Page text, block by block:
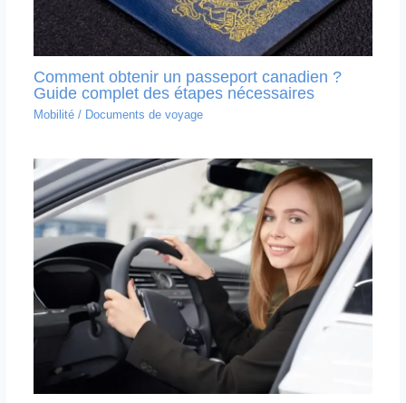
Comment obtenir un passeport canadien ?
Guide complet des étapes nécessaires
Mobilité/ Documents de voyage